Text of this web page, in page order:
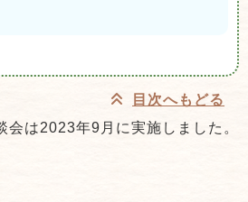
目次へもどる
会は2023年9月に実施しました。